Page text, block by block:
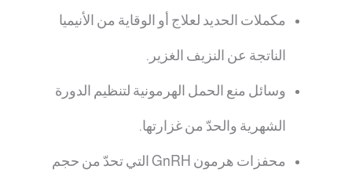
مكملات الحديد لعلاج أو الوقاية من الأنيميا
الناتجة عن النزيف الغزير.
وسائل منع الحمل الهرمونية لتنظيم الدورة
الشهرية والحدّ من غزارتها.
محفزات هرمون GnRH التي تحدّ من حجم